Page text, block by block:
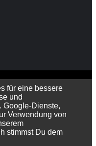
für eine bessere
und
Google-Dienste,
Verwendung von
stimmst Du dem